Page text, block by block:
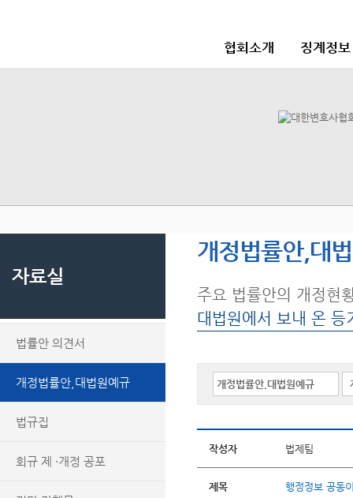
협회소개 징계정
자료실
법률안 의견서
개정법률안,대법원예규
법규집
회규 제 ·개정 공포
개정법률안,대
주요 법률안의 개정현
대법원에서 보내 온 등
작성자 법제팀
제목 행정정보 공동